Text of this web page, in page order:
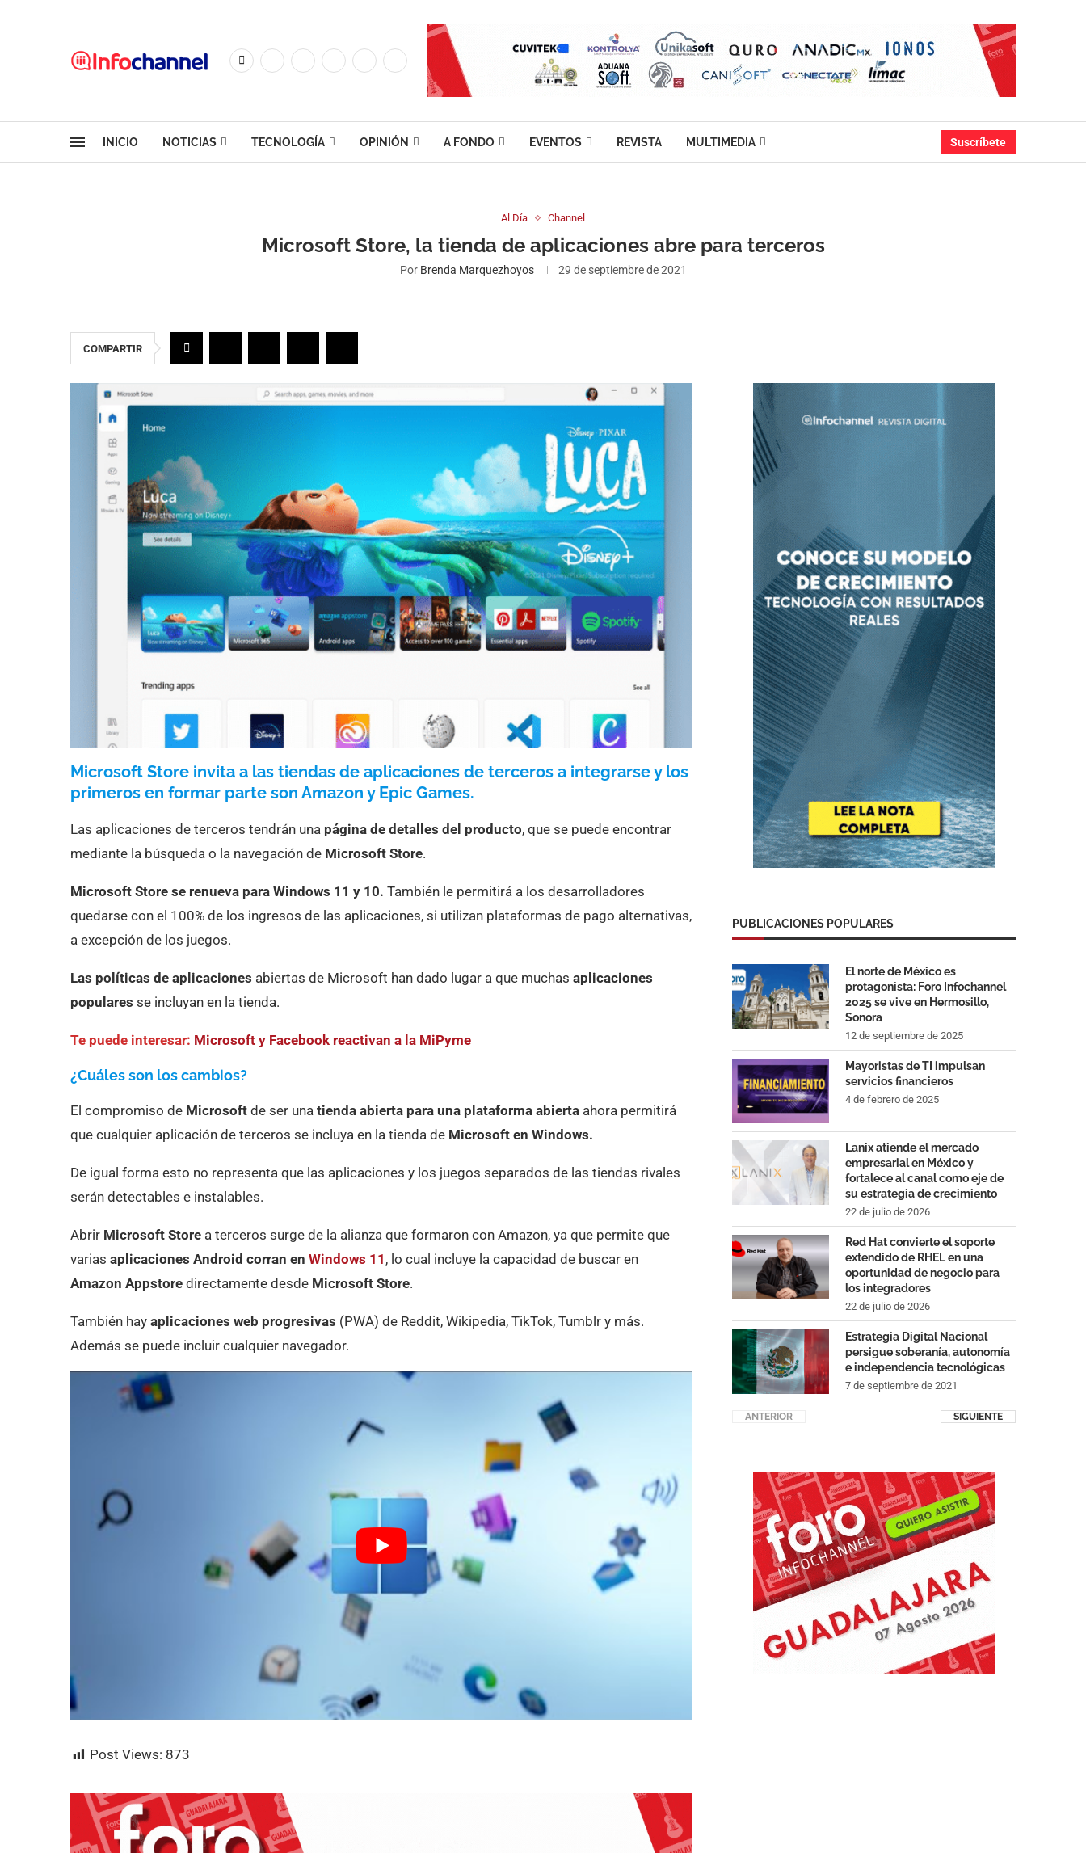
INICIO NOTICIAS TECNOLOGÍA OPINIÓN A FONDO EVENTOS REVISTA MULTIMEDIA Suscríbete
Al Día Channel
Microsoft Store, la tienda de aplicaciones abre para terceros
Por Brenda Marquezhoyos 29 de septiembre de 2021
COMPARTIR
Microsoft Store invita a las tiendas de aplicaciones de terceros a integrarse y los
primeros en formar parte son Amazon y Epic Games.
Las aplicaciones de terceros tendrán una página de detalles del producto, que se puede encontrar
mediante la búsqueda o la navegación de Microsoft Store.
Microsoft Store se renueva para Windows 11 y 10. También le permitirá a los desarrolladores
quedarse con el 100% de los ingresos de las aplicaciones, si utilizan plataformas de pago alternativas,
a excepción de los juegos.
Las políticas de aplicaciones abiertas de Microsoft han dado lugar a que muchas aplicaciones
populares se incluyan en la tienda.
Te puede interesar: Microsoft y Facebook reactivan a la MiPyme
¿Cuáles son los cambios?
El compromiso de Microsoft de ser una tienda abierta para una plataforma abierta ahora permitirá
que cualquier aplicación de terceros se incluya en la tienda de Microsoft en Windows.
De igual forma esto no representa que las aplicaciones y los juegos separados de las tiendas rivales
serán detectables e instalables.
Abrir Microsoft Store a terceros surge de la alianza que formaron con Amazon, ya que permite que
varias aplicaciones Android corran en Windows 11 , lo cual incluye la capacidad de buscar en
Amazon Appstore directamente desde Microsoft Store.
También hay aplicaciones web progresivas (PWA) de Reddit, Wikipedia, TikTok, Tumblr y más.
Además se puede incluir cualquier navegador.
Post Views: 873
PUBLICACIONES POPULARES
El norte de México es
protagonista: Foro Infochannel
2025 se vive en Hermosillo,
Sonora
12 de septiembre de 2025
Mayoristas de TI impulsan
servicios financieros
4 de febrero de 2025
Lanix atiende el mercado
empresarial en México y
fortalece al canal como eje de
su estrategia de crecimiento
22 de julio de 2026
Red Hat convierte el soporte
extendido de RHEL en una
oportunidad de negocio para
los integradores
22 de julio de 2026
Estrategia Digital Nacional
persigue soberanía, autonomía
e independencia tecnológicas
7 de septiembre de 2021
ANTERIOR SIGUIENTE